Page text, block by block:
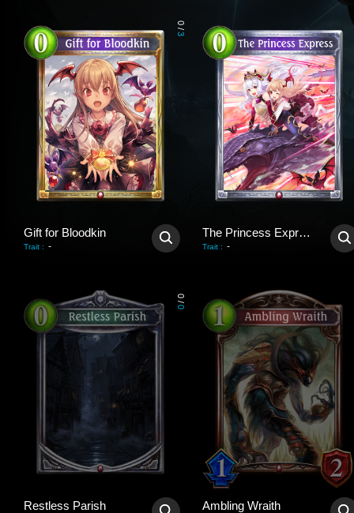
0
/
3
Gift for Bloodkin
Trait : -
The Princess Express
Trait : -
0
/
0
Restless Parish Ambling Wraith